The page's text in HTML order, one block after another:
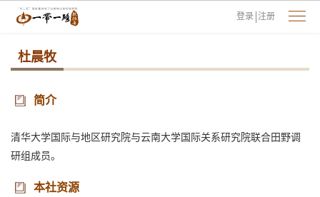
登录 注册
杜晨牧
简介
清华大学国际与地区研究院与云南大学国际关系研究院联合田野调
研组成员。
本社资源